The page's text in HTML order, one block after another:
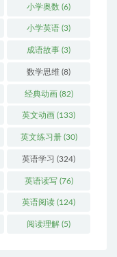
小学奥数 (6)
小学英语 (3)
成语故事 (3)
数学思维 (8)
经典动画(82)
英文动画 (133)
英文练习册(30)
英语学习 (324)
英语读写(76)
英语阅读 (124)
阅读理解 (5)